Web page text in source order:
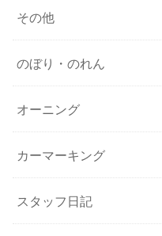
その他
のぼり・のれん
オーニング
カーマーキング
スタッフ日記